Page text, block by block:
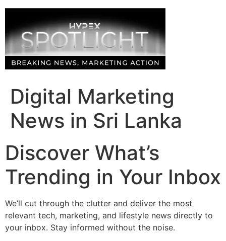
Skip
content
Digital Marketing
News in Sri Lanka
Discover What’s
Trending in Your Inbox
We’ll cut through the clutter and deliver the most
relevant tech, marketing, and lifestyle news directly to
your inbox. Stay informed without the noise.